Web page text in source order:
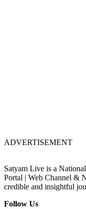
ADVERTISEMENT
Satyam Live is a
Portal | Web Channel &
credible and insightful
Follow Us